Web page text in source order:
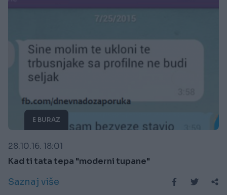
E BURAZ
28.10.16. 18:01
Kad ti tata tepa "moderni tupane"
Saznaj više